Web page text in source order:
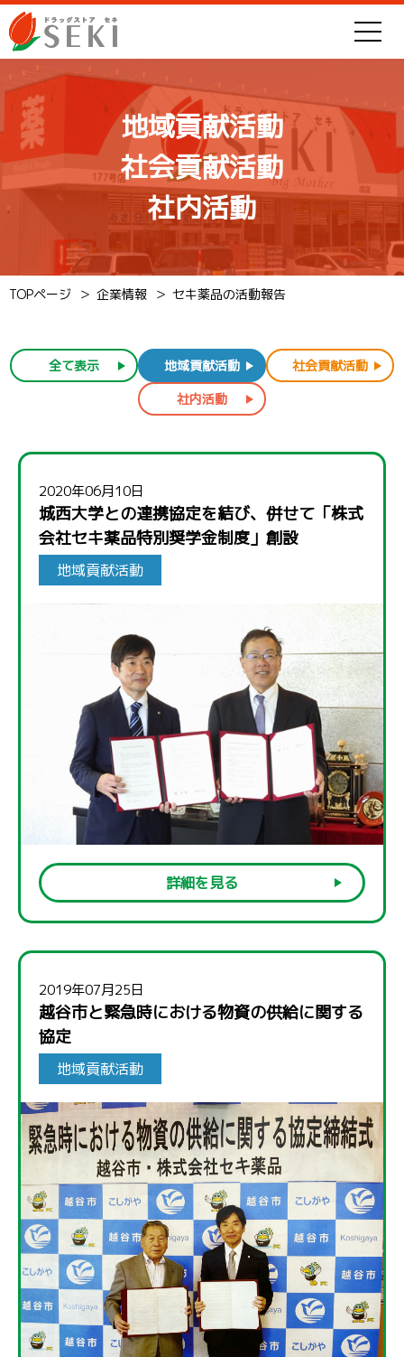
地域貢献活動
社会貢献活動
社内活動
TOPページ 企業情報 セキ薬品の活動報告
全て表示 地域貢献活動
社会貢献活動
社内活動
2020年06月10日
城西大学との連携協定を結び、併せて「株式
会社セキ薬品特別奨学金制度」創設
地域貢献活動
詳細を見る
2019年07月25日
越谷市と緊急時における物資の供給に関する
協定
地域貢献活動